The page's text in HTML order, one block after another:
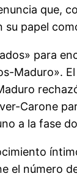
que,
papel
para
Maduro».
Carone
a la fase
el número